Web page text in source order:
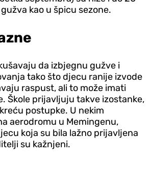
kao u špicu sezone.
da izbjegnu gužve i
tako što djecu ranije izvode
raspust, ali to može imati
Škole prijavljuju takve izostanke,
postupke. U nekim
aerodromu u Memingenu,
koja su bila lažno prijavljena
su kažnjeni.